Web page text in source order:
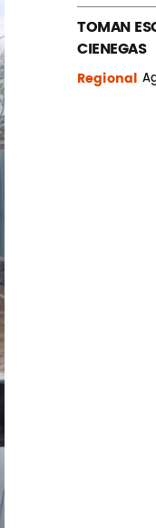
TOMAN
CIENEGAS
Regional